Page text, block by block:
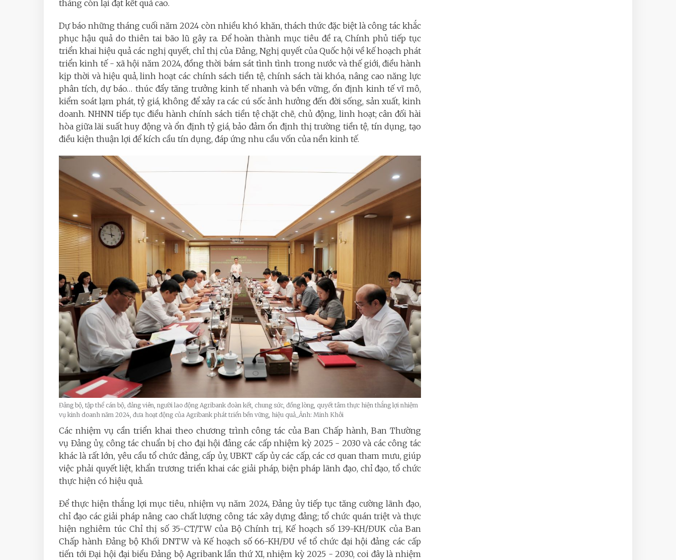
tháng còn lại đạt kết quả cao.
Dự báo những tháng cuối năm 2024 còn nhiều khó khăn, thách thức đặc biệt là công tác khắc
phục hậu quả do thiên tai bão lũ gây ra. Để hoàn thành mục tiêu đề ra, Chính phủ tiếp tục
triển khai hiệu quả các nghị quyết, chỉ thị của Đảng, Nghị quyết của Quốc hội về kế hoạch phát
triển kinh tế - xã hội năm 2024, đồng thời bám sát tình tình trong nước và thế giới, điều hành
kịp thời và hiệu quả, linh hoạt các chính sách tiền tệ, chính sách tài khóa, nâng cao năng lực
phân tích, dự báo… thúc đẩy tăng trưởng kinh tế nhanh và bền vững, ổn định kinh tế vĩ mô,
kiểm soát lạm phát, tỷ giá, không để xảy ra các cú sốc ảnh hưởng đến đời sống, sản xuất, kinh
doanh. NHNN tiếp tục điều hành chính sách tiền tệ chặt chẽ, chủ động, linh hoạt; cân đối hài
hòa giữa lãi suất huy động và ổn định tỷ giá, bảo đảm ổn định thị trường tiền tệ, tín dụng, tạo
điều kiện thuận lợi để kích cầu tín dụng, đáp ứng nhu cầu vốn của nền kinh tế.
Đảng bộ, tập thể cán bộ, đảng viên, người lao động Agribank đoàn kết, chung sức, đồng lòng, quyết tâm thực hiện thắng lợi nhiệm
vụ kinh doanh năm 2024, đưa hoạt động của Agribank phát triển bền vững, hiệu quả_Ảnh: Minh Khôi
Các nhiệm vụ cần triển khai theo chương trình công tác của Ban Chấp hành, Ban Thường
vụ Đảng ủy, công tác chuẩn bị cho đại hội đảng các cấp nhiệm kỳ 2025 - 2030 và các công tác
khác là rất lớn, yêu cầu tổ chức đảng, cấp ủy, UBKT cấp ủy các cấp, các cơ quan tham mưu, giúp
việc phải quyết liệt, khẩn trương triển khai các giải pháp, biện pháp lãnh đạo, chỉ đạo, tổ chức
thực hiện có hiệu quả.
Để thực hiện thắng lợi mục tiêu, nhiệm vụ năm 2024, Đảng ủy tiếp tục tăng cường lãnh đạo,
chỉ đạo các giải pháp nâng cao chất lượng công tác xây dựng đảng; tổ chức quán triệt và thực
hiện nghiêm túc Chỉ thị số 35-CT/TW của Bộ Chính trị, Kế hoạch số 139-KH/ĐUK của Ban
Chấp hành Đảng bộ Khối DNTW và Kế hoạch số 66-KH/ĐU về tổ chức đại hội đảng các cấp
tiến tới Đại hội đại biểu Đảng bộ Agribank lần thứ XI, nhiệm kỳ 2025 - 2030, coi đây là nhiệm